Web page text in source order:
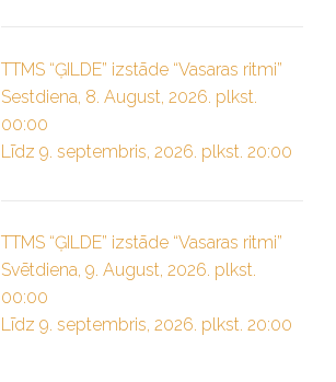
TTMS “ĢILDE” izstāde “Vasaras ritmi”
Sestdiena, 8. August, 2026. plkst.
00:00
Līdz 9. septembris, 2026. plkst. 20:00
TTMS “ĢILDE” izstāde “Vasaras ritmi”
Svētdiena, 9. August, 2026. plkst.
00:00
Līdz 9. septembris, 2026. plkst. 20:00